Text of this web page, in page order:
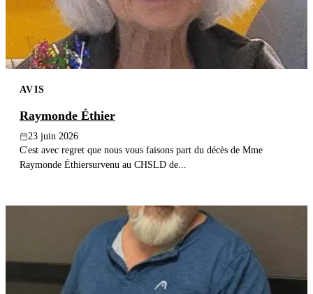
Recherche
AVIS
Raymonde Éthier
23 juin 2026
C'est avec regret que nous vous faisons part du décès de Mme
Raymonde Éthiersurvenu au CHSLD de...